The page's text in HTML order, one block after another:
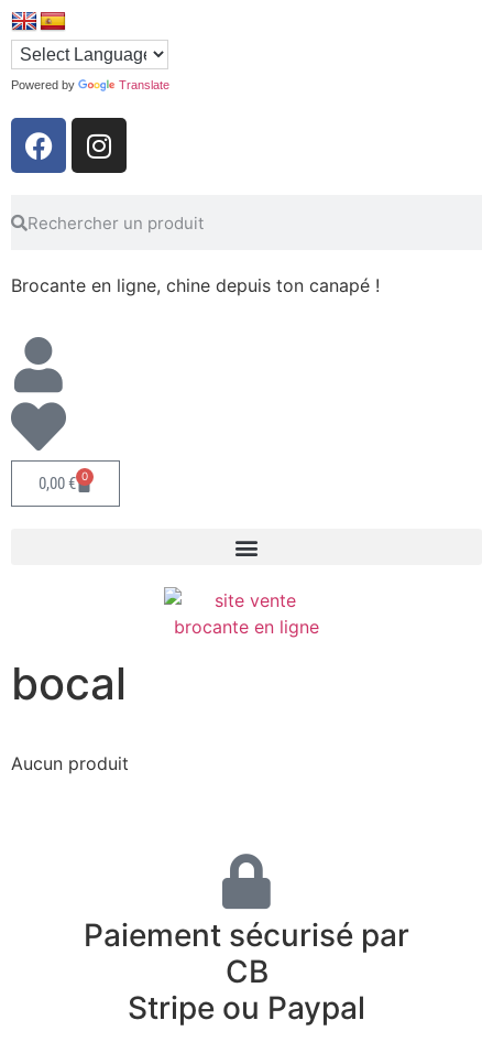
Brocante en ligne, chine depuis ton canapé !
Powered by Translate
0,00€ 0
bocal
Aucun produit
Paiement sécurisé par
CB
Stripe ou Paypal